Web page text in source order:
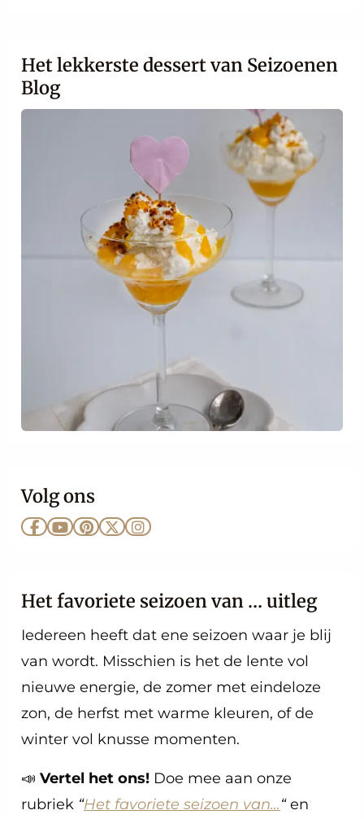
Het lekkerste dessert van Seizoenen
Blog
Volg ons
Ga Ga Ga Ga Ga
Het favoriete seizoen van … uitleg
Iedereen heeft dat ene seizoen waar je blij
van wordt. Misschien is het de lente vol
nieuwe energie, de zomer met eindeloze
zon, de herfst met warme kleuren, of de
winter vol knusse momenten.
📣 Vertel het ons! Doe mee aan onze
rubriek “Het favoriete seizoen van…“en